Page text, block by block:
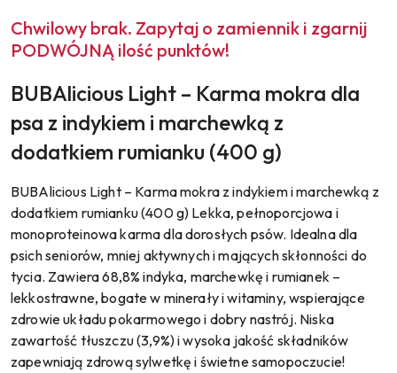
Chwilowy brak. Zapytaj o zamiennik i zgarnij
PODWÓJNĄ ilość punktów!
BUBAlicious Light – Karma mokra dla
psa z indykiem i marchewką z
dodatkiem rumianku (400 g)
BUBAlicious Light – Karma mokra z indykiem i marchewką z
dodatkiem rumianku (400 g) Lekka, pełnoporcjowa i
monoproteinowa karma dla dorosłych psów. Idealna dla
psich seniorów, mniej aktywnych i mających skłonności do
tycia. Zawiera 68,8% indyka, marchewkę i rumianek –
lekkostrawne, bogate w minerały i witaminy, wspierające
zdrowie układu pokarmowego i dobry nastrój. Niska
zawartość tłuszczu (3,9%) i wysoka jakość składników
zapewniają zdrową sylwetkę i świetne samopoczucie!